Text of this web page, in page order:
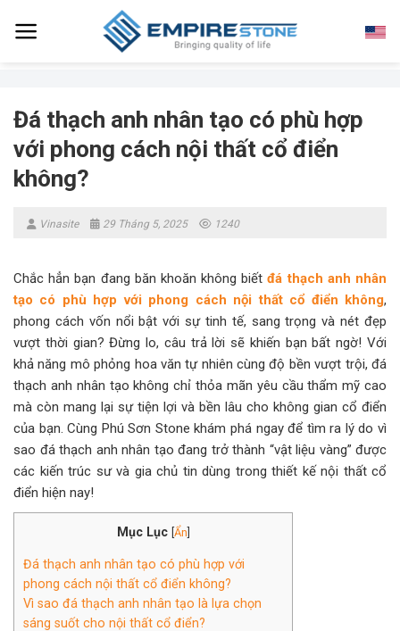
Đá thạch anh nhân tạo có phù hợp
với phong cách nội thất cổ điển
không?
Vinasite 29 Tháng 5, 2025 1240
Chắc hẳn bạn đang băn khoăn không biếtđá thạch anh nhân
tạo có phù hợp với phong cách nội thất cổ điển không,
phong cách vốn nổi bật với sự tinh tế, sang trọng và nét đẹp
vượt thời gian? Đừng lo, câu trả lời sẽ khiến bạn bất ngờ! Với
khả năng mô phỏng hoa văn tự nhiên cùng độ bền vượt trội, đá
thạch anh nhân tạo không chỉ thỏa mãn yêu cầu thẩm mỹ cao
mà còn mang lại sự tiện lợi và bền lâu cho không gian cổ điển
của bạn. Cùng Phú Sơn Stone khám phá ngay để tìm ra lý do vì
sao đá thạch anh nhân tạo đang trở thành “vật liệu vàng” được
các kiến trúc sư và gia chủ tin dùng trong thiết kế nội thất cổ
điển hiện nay!
Mục Lục [Ẩn]
Đá thạch anh nhân tạo có phù hợp với
phong cách nội thất cổ điển không?
Vì sao đá thạch anh nhân tạo là lựa chọn
sáng suốt cho nội thất cổ điển?